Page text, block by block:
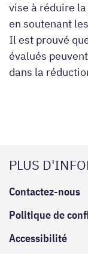
vise à réduire
en soutenant
Il est prouvé
évalués
dans la
PLUS
Contactez-nous
Politique de
Accessibilité